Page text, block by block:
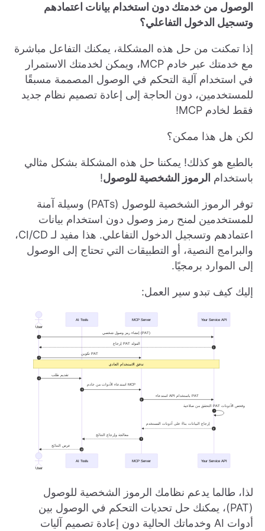
الوصول من خدمتك دون استخدام بيانات اعتمادهم
وتسجيل الدخول التفاعلي؟
إذا تمكنت من حل هذه المشكلة، يمكنك التفاعل مباشرة
مع خدمتك عبر خادم MCP، ويمكن لخدمتك الاستمرار
في استخدام آلية التحكم في الوصول المصممة مسبقًا
للمستخدمين، دون الحاجة إلى إعادة تصميم نظام جديد
فقط لخادم MCP!
لكن هل هذا ممكن؟
بالطبع هو كذلك! يمكننا حل هذه المشكلة بشكل مثالي
باستخدام الرموز الشخصية للوصول!
توفر الرموز الشخصية للوصول (PATs) وسيلة آمنة
للمستخدمين لمنح رمز وصول دون استخدام بيانات
اعتمادهم وتسجيل الدخول التفاعلي. هذا مفيد لـ CI/CD،
والبرامج النصية، أو التطبيقات التي تحتاج إلى الوصول
إلى الموارد برمجيًا.
إليك كيف تبدو سير العمل:
لذا، طالما يدعم نظامك الرموز الشخصية للوصول
(PAT)، يمكنك حل تحديات التحكم في الوصول بين
أدوات AI وخدماتك الحالية دون إعادة تصميم آليات